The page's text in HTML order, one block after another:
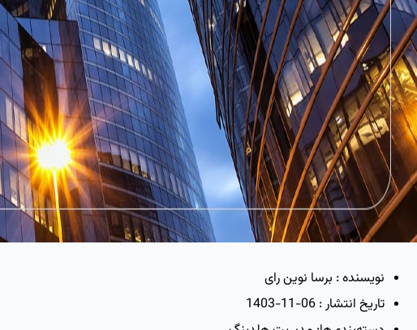
نویسنده : برسا نوین رای
تاریخ انتشار : 1403-11-06